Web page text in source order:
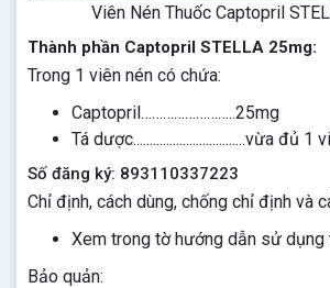
Viên Nén Thuốc Captopril
Thành phần Captopril STELLA 25mg:
Trong 1 viên nén có chứa:
Captopril……………………..25mg
Tá dược..................................vừa đủ 1
Số đăng ký: 893110337223
Chỉ định, cách dùng, chống chỉ định và
Xem trong tờ hướng dẫn sử dụng
Bảo quản: